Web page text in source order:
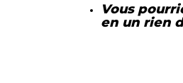
Vous
en un rien